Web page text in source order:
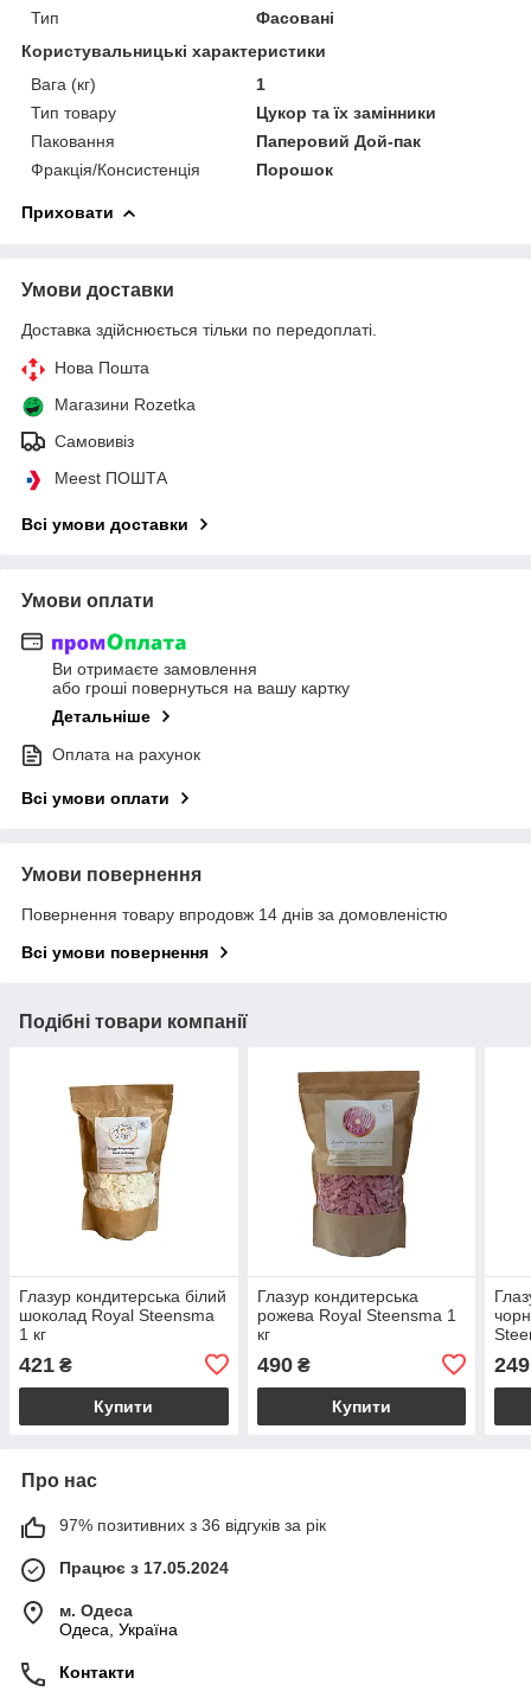
Тип
Фасовані
Користувальницькі характеристики
Вага (кг)
1
Тип товару
Цукор та їх замінники
Паковання
Паперовий Дой-пак
Фракція/Консистенція
Порошок
Приховати
Умови доставки
Доставка здійснюється тільки по передоплаті.
Нова Пошта
Магазини Rozetka
Самовивіз
Meest ПОШТА
Всі умови доставки
Умови оплати
Ви отримаєте замовлення
або гроші повернуться на вашу картку
Детальніше
Оплата на рахунок
Всі умови оплати
Умови повернення
Повернення товару впродовж 14 днів за домовленістю
Всі умови повернення
Подібні товари компанії
Глазур кондитерська білий
шоколад Royal Steensma
1 кг
421 ₴
Купити
Глазур кондитерська
рожева Royal Steensma 1
кг
490₴
Купити
249
Про нас
97% позитивних з 36 відгуків за рік
Працює з 17.05.2024
м. Одеса
Одеса, Україна
Контакти